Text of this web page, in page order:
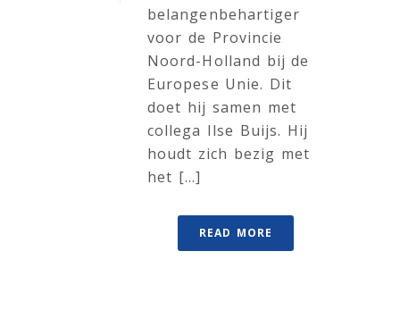
belangenbehartiger
voor de Provincie
Noord-Holland bij de
Europese Unie. Dit
doet hij samen met
collega Ilse Buijs. Hij
houdt zich bezig met
het [...]
READ MORE